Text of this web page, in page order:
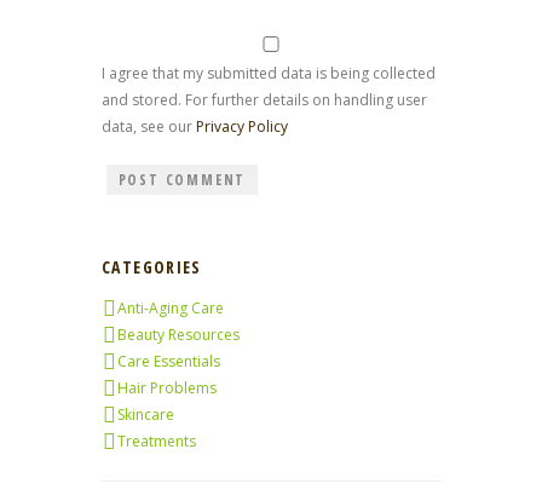
I agree that my submitted data is being collected
and stored. For further details on handling user
data, see ourPrivacy Policy
CATEGORIES
Anti-Aging Care
Beauty Resources
Care Essentials
Hair Problems
Skincare
Treatments